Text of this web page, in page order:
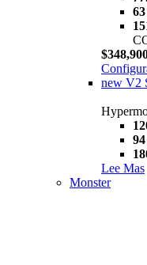
new V2
Lee Mas
Monster